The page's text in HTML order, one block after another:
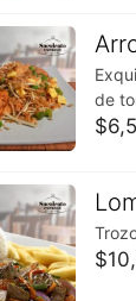
de
$
$